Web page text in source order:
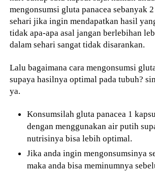
mengonsumsi gluta panacea sebanyak
sehari jika ingin mendapatkan hasil
tidak apa-apa asal jangan berlebihan
dalam sehari sangat tidak disarankan.
Lalu bagaimana cara mengonsumsi
supaya hasilnya optimal pada tubuh?
ya.
Konsumsilah gluta panacea 1
dengan menggunakan air putih
nutrisinya bisa lebih optimal.
Jika anda ingin mengonsumsinya
maka anda bisa meminumnya